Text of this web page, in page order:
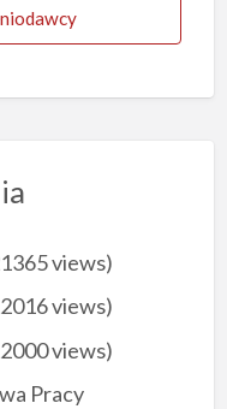
views)
views)
views)
Pracy